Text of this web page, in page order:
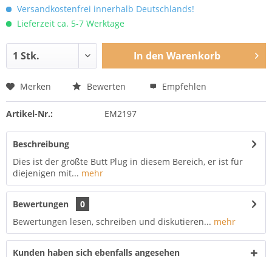
Versandkostenfrei innerhalb Deutschlands!
Lieferzeit ca. 5-7 Werktage
In den Warenkorb
Merken Bewerten Empfehlen
Artikel-Nr.: EM2197
Beschreibung
Dies ist der größte Butt Plug in diesem Bereich, er ist für
diejenigen mit... mehr
Bewertungen
0
Bewertungen lesen, schreiben und diskutieren... mehr
Kunden haben sich ebenfalls angesehen